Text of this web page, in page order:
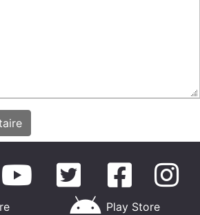
Play Store